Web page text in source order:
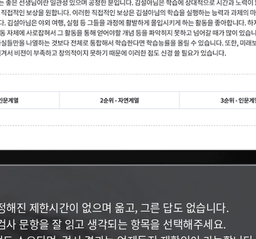
해진 제한시간이 없으며 옮고, 그른 답도 없습니다.
사 문항을 잘 읽고 생각되는 항목을 선택해주세요.